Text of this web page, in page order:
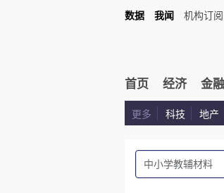
数据 我闻 机构订阅
首页 经济 金融
更多 科技 地产